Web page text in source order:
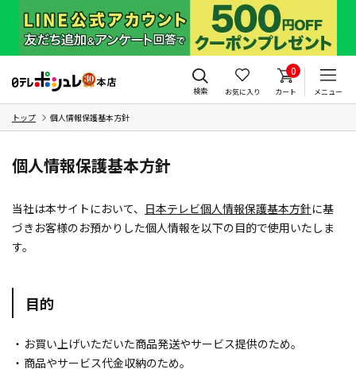
検索 お気に入り
0
カート メニュー
トップ 個人情報保護基本方針
個人情報保護基本方針
当社は本サイトにおいて、 日本テレビ個人情報保護基本方針に基
づきお客様のお預かりした個人情報を以下の目的で使用いたしま
す。
目的
・ お買い上げいただいた商品発送やサービス提供のため。
・ 商品やサービス代金収納のため。